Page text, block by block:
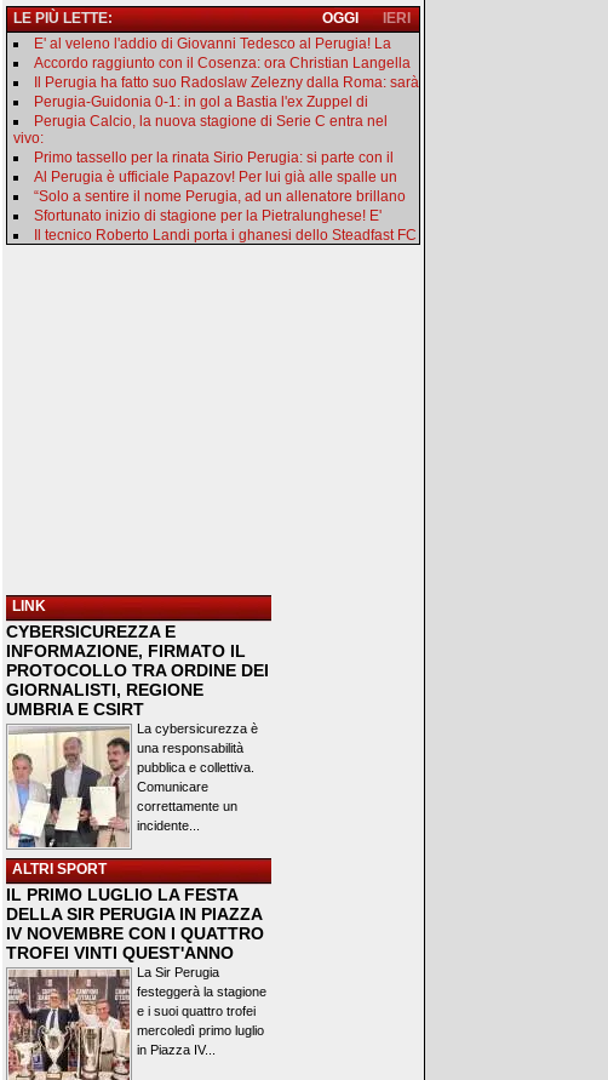
LE PIÙ LETTE: IERI
OGGI
E' al veleno l'addio di Giovanni Tedesco al Perugia! La
Accordo raggiunto con il Cosenza: ora Christian Langella
Il Perugia ha fatto suo Radoslaw Zelezny dalla Roma: sarà
Perugia-Guidonia 0-1: in gol a Bastia l'ex Zuppel di
Perugia Calcio, la nuova stagione di Serie C entra nel
vivo:
Primo tassello per la rinata Sirio Perugia: si parte con il
Al Perugia è ufficiale Papazov! Per lui già alle spalle un
“Solo a sentire il nome Perugia, ad un allenatore brillano
Sfortunato inizio di stagione per la Pietralunghese! E'
Il tecnico Roberto Landi porta i ghanesi dello Steadfast FC
LINK
CYBERSICUREZZA E
INFORMAZIONE, FIRMATO IL
PROTOCOLLO TRA ORDINE DEI
GIORNALISTI, REGIONE
UMBRIA E CSIRT
La cybersicurezza è
una responsabilità
pubblica e collettiva.
Comunicare
correttamente un
incidente...
ALTRI SPORT
IL PRIMO LUGLIO LA FESTA
DELLA SIR PERUGIA IN PIAZZA
IV NOVEMBRE CON I QUATTRO
TROFEI VINTI QUEST'ANNO
La Sir Perugia
festeggerà la stagione
e i suoi quattro trofei
mercoledì primo luglio
in Piazza IV...